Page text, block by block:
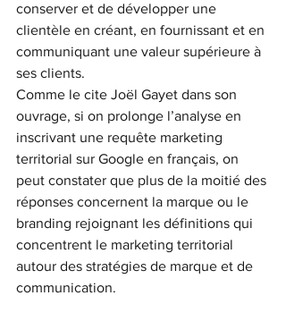
conserver et de développer une
clientèle en créant, en fournissant et en
communiquant une valeur supérieure à
ses clients.
Comme le cite Joël Gayet dans son
ouvrage, si on prolonge l’analyse en
inscrivant une requête marketing
territorial sur Google en français, on
peut constater que plus de la moitié des
réponses concernent la marque ou le
branding rejoignant les définitions qui
concentrent le marketing territorial
autour des stratégies de marque et de
communication.